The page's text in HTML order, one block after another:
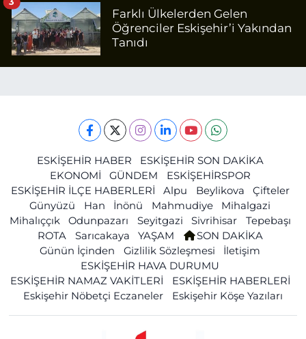
Farklı Ülkelerden Gelen
Öğrenciler Eskişehir’i Yakından
Tanıdı
ESKİŞEHİR HABER
ESKİŞEHİR SON DAKİKA
EKONOMİ
GÜNDEM
ESKİŞEHİRSPOR
ESKİŞEHİR İLÇE HABERLERİ
Alpu Beylikova
Çifteler
Günyüzü
Han İnönü Mahmudiye
Mihalgazi
Mihalıççık
Odunpazarı Seyitgazi Sivrihisar
Tepebaşı
ROTA
Sarıcakaya YAŞAM
SON DAKİKA
Günün İçinden
Gizlilik Sözleşmesi
İletişim
ESKİŞEHİR HAVA DURUMU
ESKİŞEHİR NAMAZ VAKİTLERİ
ESKİŞEHİR HABERLERİ
Eskişehir Nöbetçi Eczaneler
Eskişehir Köşe Yazıları